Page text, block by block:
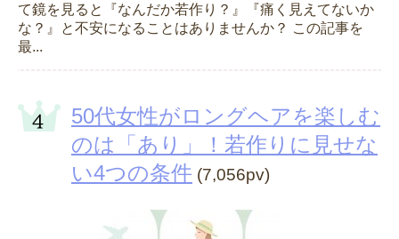
て鏡を見ると『なんだか若作り？』『痛く見えてないか
な？』と不安になることはありませんか？ この記事を
最...
50代女性がロングヘアを楽しむ
のは「あり」！若作りに見せな
い4つの条件 (7,056pv)